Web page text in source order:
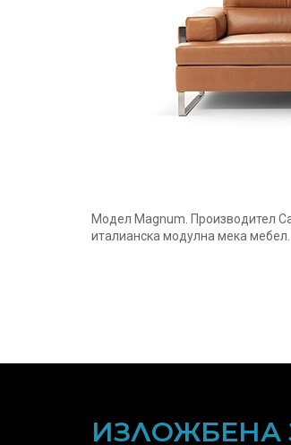
Модел Magnum. Производител
италианска модулна мека мебел.
ИЗЛОЖБЕНА